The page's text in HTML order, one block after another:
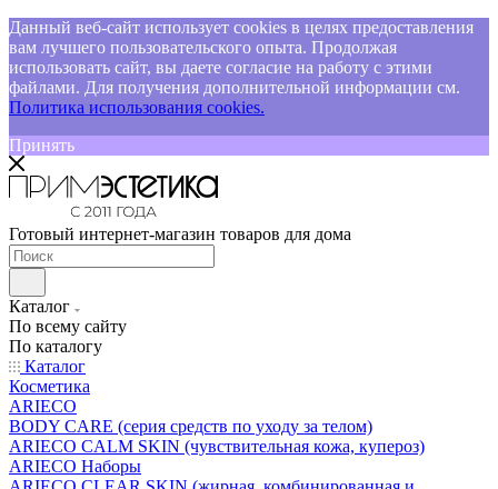
Данный веб-сайт использует cookies в целях предоставления
вам лучшего пользовательского опыта. Продолжая
использовать сайт, вы даете согласие на работу с этими
файлами. Для получения дополнительной информации см.
Политика использования cookies.
Принять
Готовый интернет-магазин товаров для дома
Каталог
По всему сайту
По каталогу
Каталог
Косметика
ARIECO
BODY CARE (серия средств по уходу за телом)
ARIECO CALM SKIN (чувствительная кожа, купероз)
ARIECO Наборы